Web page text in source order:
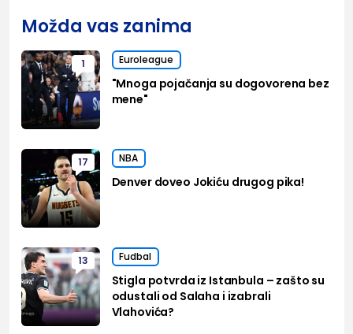
Možda vas zanima
1 Euroleague
"Mnoga pojačanja su dogovorena bez
mene"
17 NBA
Denver doveo Jokiću drugog pika!
13 Fudbal
Stigla potvrda iz Istanbula – zašto su
odustali od Salaha i izabrali
Vlahovića?